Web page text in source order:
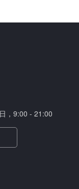
，9:00 - 21:00